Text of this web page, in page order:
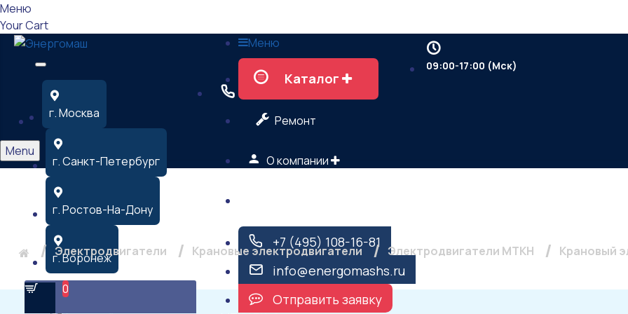
Меню
Your Cart
г. Москва
г. Санкт-Петербург
г. Ростов-На-Дону
г. Воронеж
0
Меню
Каталог
Ремонт
О компании
+7 (495) 108-16-81
info@energomashs.ru
Отправить заявку
09:00-17:00 (Мск)
Menu
Крановый электродвигатель МТКН 311-6,
Электродвигатели Крановые электродвигатели Электродвигатели МТКН Крановый